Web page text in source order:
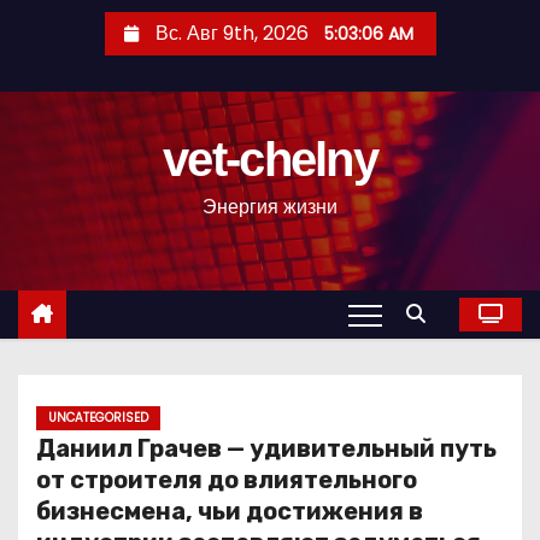
с
Вс. Авг 9th, 2026 5:03:07 AM
vet-chelny
Энергия жизни
UNCATEGORISED
Даниил Грачев — удивительный путь
от строителя до влиятельного
бизнесмена, чьи достижения в